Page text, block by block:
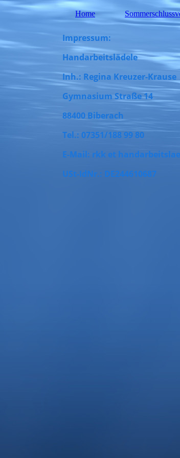
Home
Impressum:
Handarbeitslädele
Inh.: Regina Kreuzer-Krause
Gymnasium Straße 14
88400 Biberach
Tel.: 07351/188 99 80
E-Mail: rkk et
USt-IdNr.: DE244610687